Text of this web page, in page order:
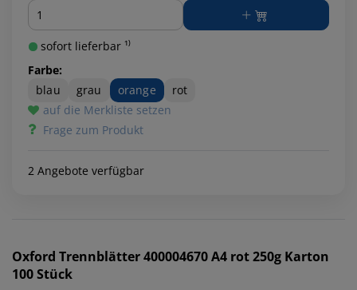
Menge
sofort lieferbar ¹⁾
Farbe:
blau
grau orange
rot
auf die Merkliste setzen
Frage zum Produkt
2 Angebote verfügbar
Oxford Trennblätter 400004670 A4 rot 250g Karton
100 Stück